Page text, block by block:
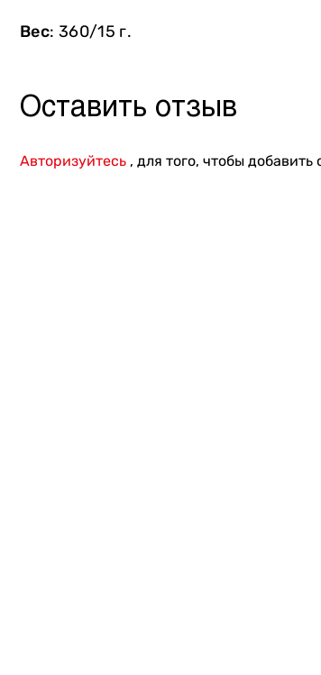
Вес: 360/15 г.
Оставить отзыв
Авторизуйтесь , для того, чтобы добавить